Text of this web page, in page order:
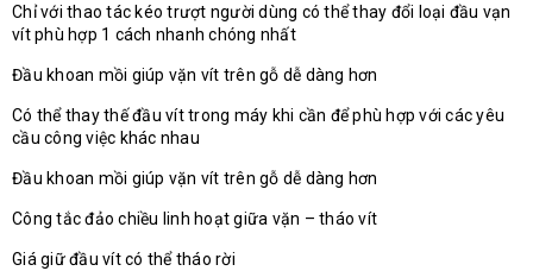
Chỉ với thao tác kéo trượt người dùng có thể thay đổi loại đầu vạn
vít phù hợp 1 cách nhanh chóng nhất
Đầu khoan mồi giúp vặn vít trên gỗ dễ dàng hơn
Có thể thay thế đầu vít trong máy khi cần để phù hợp với các yêu
cầu công việc khác nhau
Đầu khoan mồi giúp vặn vít trên gỗ dễ dàng hơn
Công tắc đảo chiều linh hoạt giữa vặn – tháo vít
Giá giữ đầu vít có thể tháo rời